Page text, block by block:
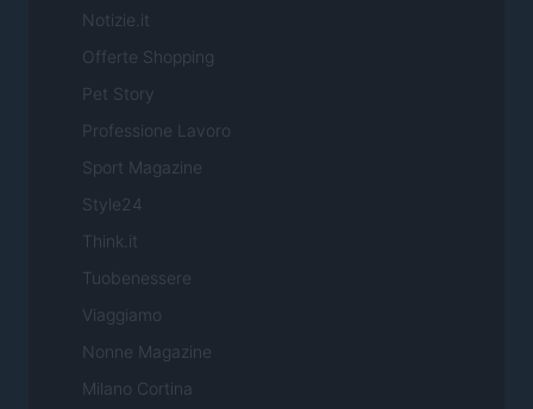
Notizie.it
Offerte Shopping
Pet Story
Professione Lavoro
Sport Magazine
Style24
Think.it
Tuobenessere
Viaggiamo
Nonne Magazine
Milano Cortina